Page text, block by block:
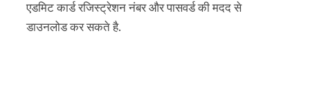
एडमिट कार्ड रजिस्ट्रेशन नंबर और पासवर्ड की मदद से
डाउनलोड कर सकते है.